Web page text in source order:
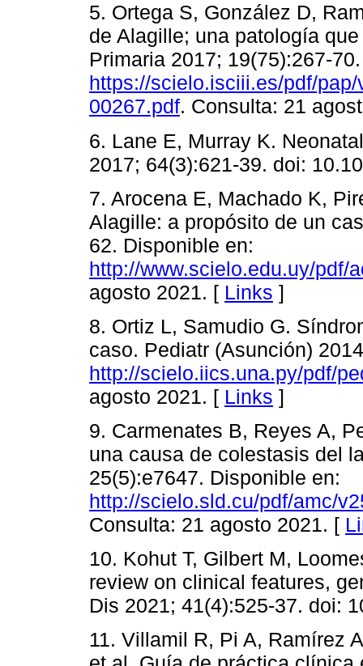
5. Ortega S, González D,
de Alagille; una patología
Primaria 2017; 19(75):267-
https://scielo.isciii.es/pdf/
00267.pdf. Consulta: 21
6. Lane E, Murray K.
2017; 64(3):621-39. doi:
7. Arocena E, Machado K,
Alagille: a propósito de un
62. Disponible en:
http://www.scielo.edu.uy/pdf/
agosto 2021. [ Links ]
8. Ortiz L, Samudio G.
caso. Pediatr (Asunción)
http://scielo.iics.una.py/pdf/
agosto 2021. [ Links ]
9. Carmenates B, Reyes A,
una causa de colestasis del
25(5):e7647. Disponible en:
http://scielo.sld.cu/pdf/amc/
Consulta: 21 agosto 2021. [
10. Kohut T, Gilbert M,
review on clinical features,
Dis 2021; 41(4):525-37. doi:
11. Villamil R, Pi A, Ramírez